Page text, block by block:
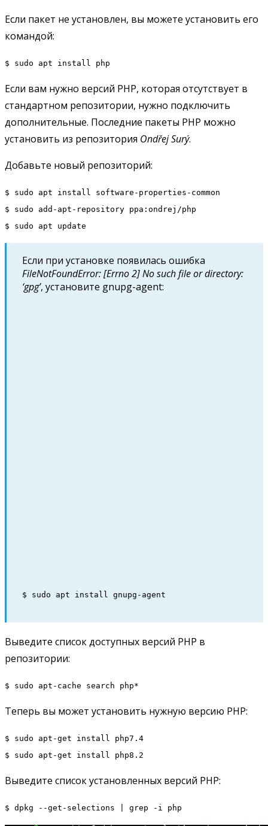
Если пакет не установлен, вы можете установить его
командой:
$ sudo apt install php
Если вам нужно версий PHP, которая отсутствует в
стандартном репозитории, нужно подключить
дополнительные. Последние пакеты PHP можно
установить из репозитория Ondřej Surý.
Добавьте новый репозиторий:
$ sudo apt install software-properties-common
$ sudo add-apt-repository ppa:ondrej/php
$ sudo apt update
Если при установке появилась ошибка
FileNotFoundError: [Errno 2] No such file or directory:
‘gpg’, установите gnupg-agent:
$ sudo apt install gnupg-agent
Выведите список доступных версий PHP в
репозитории:
$ sudo apt-cache search php*
Теперь вы может установить нужную версию PHP:
$ sudo apt-get install php7.4
$ sudo apt-get install php8.2
Выведите список установленных версий PHP:
$ dpkg --get-selections | grep -i php